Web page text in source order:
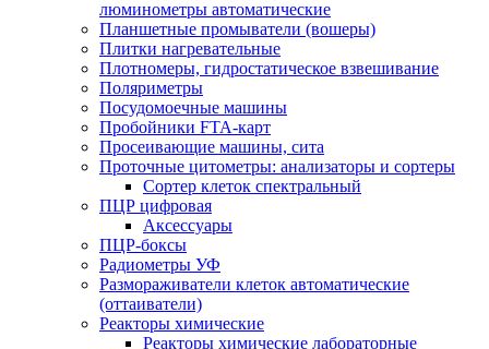
люминометры автоматические
Планшетные промыватели (вошеры)
Плитки нагревательные
Плотномеры, гидростатическое взвешивание
Поляриметры
Посудомоечные машины
Пробойники FTA-карт
Просеивающие машины, сита
Проточные цитометры: анализаторы и сортеры
Сортер клеток спектральный
ПЦР цифровая
Аксессуары
ПЦР-боксы
Радиометры УФ
Размораживатели клеток автоматические
(оттаиватели)
Реакторы химические
Реакторы химические лабораторные